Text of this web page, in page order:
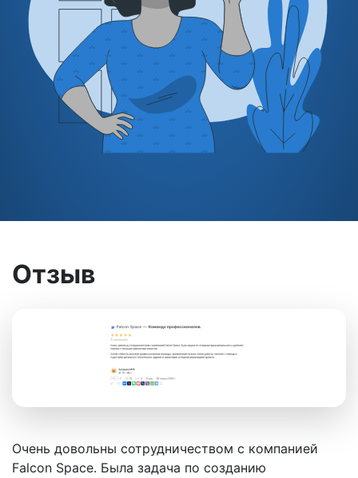
Отзыв
Очень довольны сотрудничеством с компанией
Falcon Space. Была задача по созданию